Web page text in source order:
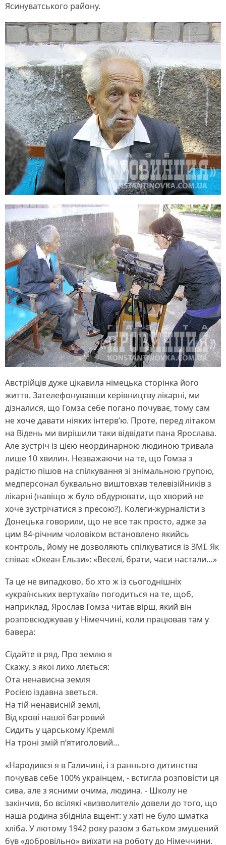
Ясинуватського району.
Австрійців дуже цікавила німецька сторінка його
життя. Зателефонувавши керівництву лікарні, ми
дізналися, що Гомза себе погано почуває, тому сам
не хоче давати ніяких інтерв’ю. Проте, перед літаком
на Відень ми вирішили таки відвідати пана Ярослава.
Але зустріч із цією неординарною людиною тривала
лише 10 хвилин. Незважаючи на те, що Гомза з
радістю пішов на спілкування зі знімальною групою,
медперсонал буквально виштовхав телевізійників з
лікарні (навіщо ж було обдурювати, що хворий не
хоче зустрічатися з пресою?). Колеги-журналісти з
Донецька говорили, що не все так просто, адже за
цим 84-річним чоловіком встановлено якийсь
контроль, йому не дозволяють спілкуватися із ЗМІ. Як
співає «Океан Ельзи»: «Веселі, брати, часи настали…»
Та це не випадково, бо хто ж із сьогоднішніх
«українських вертухаїв» погодиться на те, щоб,
наприклад, Ярослав Гомза читав вірш, який він
розповсюджував у Німеччині, коли працював там у
бавера:
Сідайте в ряд. Про землю я
Скажу, з якої лихо ллється:
Ота ненависна земля
Росією іздавна зветься.
На тій ненависній землі,
Від крові нашої багровий
Сидить у царському Кремлі
На троні змій п’ятиголовий…
«Народився я в Галичині, і з раннього дитинства
почував себе 100% українцем, - встигла розповісти ця
сива, але з ясними очима, людина. - Школу не
закінчив, бо всілякі «визволителі» довели до того, що
наша родина збідніла вщент: у хаті не було шматка
хліба. У лютому 1942 року разом з батьком змушений
був «добровільно» виїхати на роботу до Німеччини.